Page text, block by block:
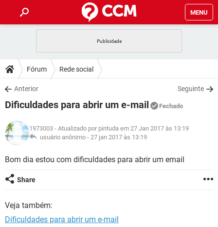
MENU
CELULAR
OUTLOOK
INSTAGRAM GMAIL
GUIA DE COMPRAS
DICAS
JOGOS
INSTAGRAM GMAIL
GUIA DE COMPRAS
DOWNLOADS
JOGOS WHATSAPP
CELULAR
OUTLOOK EXCEL
INSTAGRAM
JOGOS WHATSAPP
CELULAR
OUTLOOK EXCEL
INSTAGRAM
GLOSSÁRIO
JOGOS WHATSAPP
INSTAGRAM
GUIA DE COMPRAS
Fórum Rede social
Anterior Seguinte
Dificuldades para abrir um e-mail Fechado
1973003 - Atualizado por pintuda em 27 Jan 2017 às 13:19
usuário anônimo - 27 jan 2017 às 13:19
Bom dia estou com dificuldades para abrir um email
Share
Veja também:
Dificuldades para abrir um e-mail